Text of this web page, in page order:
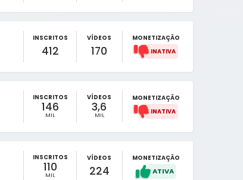
INSCRITOS
412
VÍDEOS
170
MONETIZAÇÃO
INSCRITOS
146
MIL
VÍDEOS
3,6
MIL
MONETIZAÇÃO
INSCRITOS
110
MIL
VÍDEOS
224
MONETIZAÇÃO